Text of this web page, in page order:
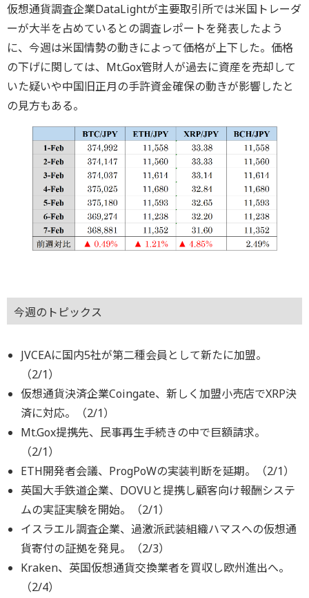
仮想通貨調査企業DataLightが主要取引所では米国トレーダ
ーが大半を占めているとの調査レポートを発表したよう
に、今週は米国情勢の動きによって価格が上下した。価格
の下げに関しては、Mt.Gox管財人が過去に資産を売却して
いた疑いや中国旧正月の手許資金確保の動きが影響したと
の見方もある。
今週のトピックス
JVCEAに国内5社が第二種会員として新たに加盟。
（2/1）
仮想通貨決済企業Coingate、新しく加盟小売店でXRP決
済に対応。（2/1）
Mt.Gox提携先、民事再生手続きの中で巨額請求。
（2/1）
ETH開発者会議、ProgPoWの実装判断を延期。（2/1）
英国大手鉄道企業、DOVUと提携し顧客向け報酬システ
ムの実証実験を開始。（2/1）
イスラエル調査企業、過激派武装組織ハマスへの仮想通
貨寄付の証拠を発見。（2/3）
Kraken、英国仮想通貨交換業者を買収し欧州進出へ。
（2/4）